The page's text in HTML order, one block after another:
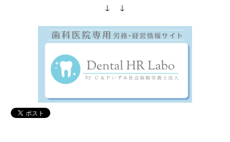
↓ ↓